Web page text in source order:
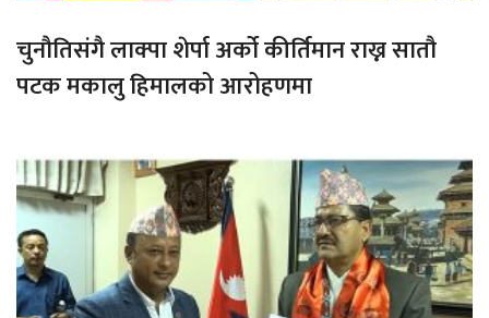
चुनौतिसंगै लाक्पा शेर्पा अर्को कीर्तिमान राख्न सातौ
पटक मकालु हिमालको आरोहणमा